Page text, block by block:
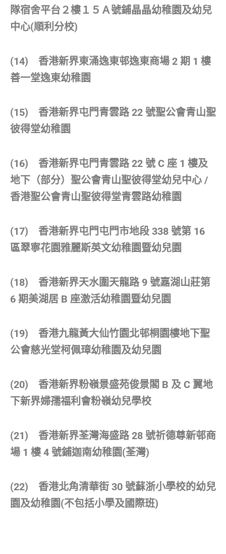
隊宿舍平台２樓１５Ａ號鋪晶晶幼稚園及幼兒
中心(順利分校)
(14) 香港新界東涌逸東邨逸東商場 2 期 1 樓
善一堂逸東幼稚園
(15) 香港新界屯門青雲路 22 號聖公會青山聖
彼得堂幼稚園
(16) 香港新界屯門青雲路 22 號 C 座 1 樓及
地下（部分）聖公會青山聖彼得堂幼兒中心 /
香港聖公會青山聖彼得堂青雲路幼稚園
(17) 香港新界屯門屯門市地段 338 號第 16
區翠寧花園雅麗斯英文幼稚園暨幼兒園
(18) 香港新界天水圍天龍路 9 號嘉湖山莊第
6 期美湖居 B 座激活幼稚園暨幼兒園
(19) 香港九龍黃大仙竹園北邨桐園樓地下聖
公會慈光堂柯佩璋幼稚園及幼兒園
(20) 香港新界粉嶺景盛苑俊景閣 B 及 C 翼地
下新界婦孺福利會粉嶺幼兒學校
(21) 香港新界荃灣海盛路 28 號祈德尊新邨商
場 1 樓 4 號鋪迦南幼稚園(荃灣)
(22) 香港北角清華街 30 號蘇浙小學校的幼兒
園及幼稚園(不包括小學及國際班)